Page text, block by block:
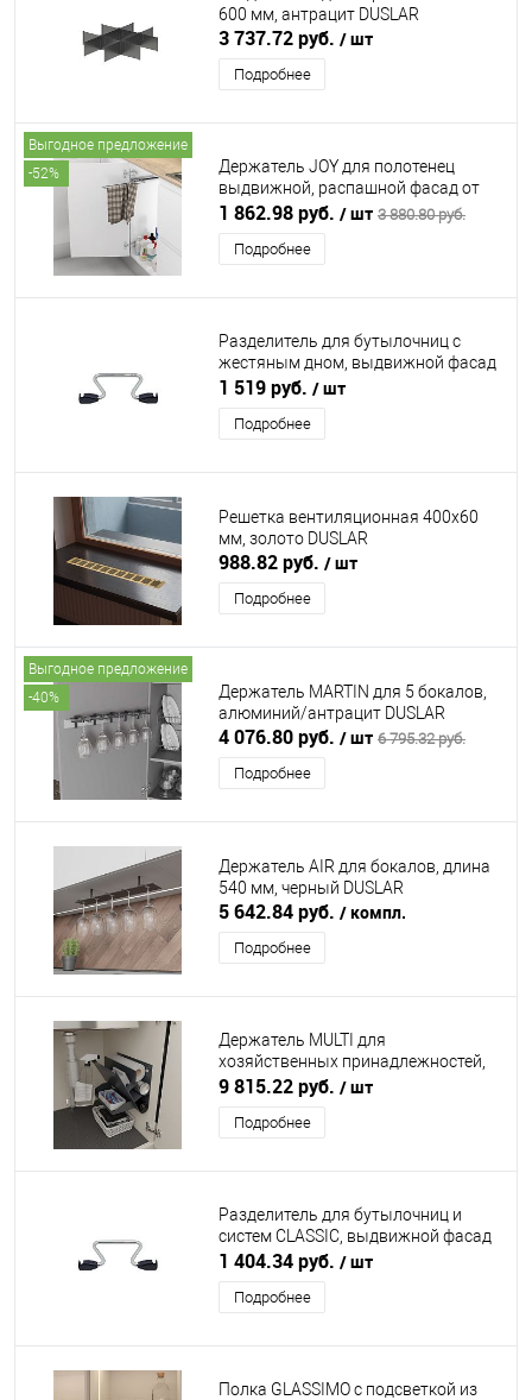
600 мм, антрацит DUSLAR
3 737.72 руб. / шт
Подробнее
Выгодное предложение
-52%
Держатель JOY для полотенец
выдвижной, распашной фасад от
200 мм, хром DUSLAR
1 862.98 руб. / шт 3 880.80 руб.
Подробнее
Разделитель для бутылочниц с
жестяным дном, выдвижной фасад
150 мм, хром VAUTH-SAGEL
1 519 руб. / шт
Подробнее
Решетка вентиляционная 400х60
мм, золото DUSLAR
988.82 руб. / шт
Подробнее
Выгодное предложение
-40%
Держатель MARTIN для 5 бокалов,
алюминий/антрацит DUSLAR
4 076.80 руб. / шт 6 795.32 руб.
Подробнее
Держатель AIR для бокалов, длина
540 мм, черный DUSLAR
5 642.84 руб. / компл.
Подробнее
Держатель MULTI для
хозяйственных принадлежностей,
антрацит DUSLAR
9 815.22 руб. / шт
Подробнее
Разделитель для бутылочниц и
систем CLASSIC, выдвижной фасад
150 мм, хром VAUTH-SAGEL
1 404.34 руб. / шт
Подробнее
Полка GLASSIMO с подсветкой из